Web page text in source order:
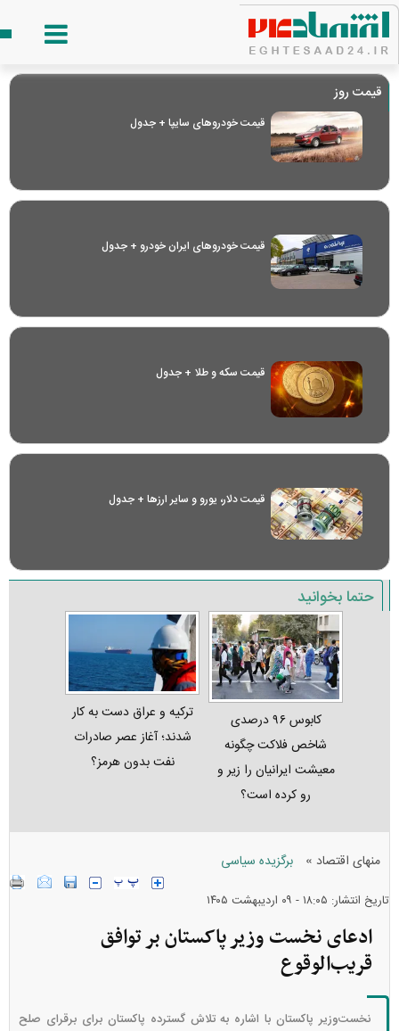
قیمت روز
قیمت خودرو‌های سایپا + جدول
قیمت خودرو‌های ایران خودرو + جدول
قیمت سکه و طلا + جدول
قیمت دلار، یورو و سایر ارز‌ها + جدول
حتما بخوانید
کابوس ۹۶ درصدی
شاخص فلاکت چگونه
معیشت ایرانیان را زیر و
رو کرده است؟
ترکیه و عراق دست به کار
شدند؛ آغاز عصر صادرات
نفت بدون هرمز؟
منهای اقتصاد » برگزیده سیاسی
تاریخ انتشار: ۱۸:۰۵ - ۰۹ ارديبهشت ۱۴۰۵
ادعای نخست وزیر پاکستان بر توافق
قریب‌الوقوع
نخست‌وزیر پاکستان با اشاره به تلاش گسترده پاکستان برای برقرای صلح